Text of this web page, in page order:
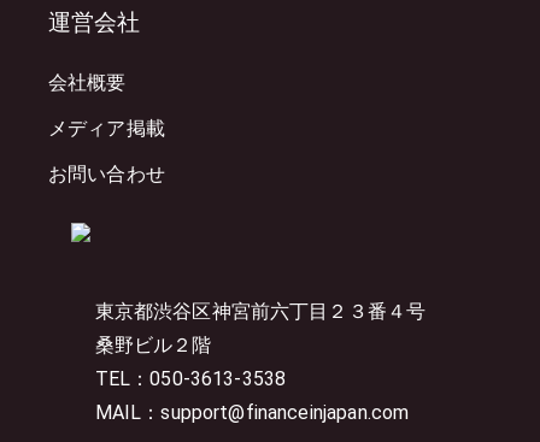
東京都渋谷区神宮前六丁目２３番４号
桑野ビル２階
TEL：050-3613-3538
MAIL：support@financeinjapan.com
運営会社
会社概要
メディア掲載
お問い合わせ